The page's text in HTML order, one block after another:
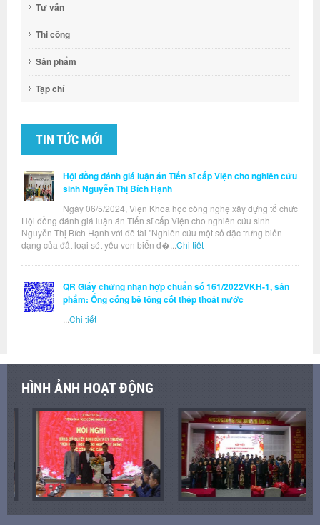
Tư vấn
Thi công
Sản phẩm
Tạp chí
TIN TỨC MỚI
Hội đồng đánh giá luận án Tiến sĩ cấp Viện cho nghiên cứu
sinh Nguyễn Thị Bích Hạnh
Ngày 06/5/2024, Viện Khoa học công nghệ xây dựng tổ chức
Hội đồng đánh giá luận án Tiến sĩ cấp Viện cho nghiên cứu sinh
Nguyễn Thị Bích Hạnh với đề tài "Nghiên cứu một số đặc trưng biến
dạng của đất loại sét yếu ven biển đ�... Chi tiết
QR Giấy chứng nhận hợp chuẩn số 161/2022VKH-1, sản
phẩm: Ống cống bê tông cốt thép thoát nước
Chi tiết
HÌNH ẢNH HOẠT ĐỘNG